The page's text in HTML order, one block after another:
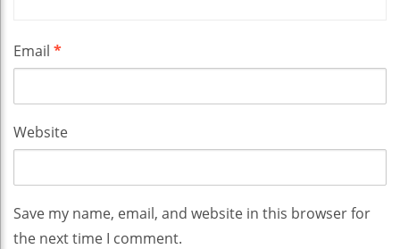
Email *
Website
Save my name, email, and website in this browser for
the next time I comment.